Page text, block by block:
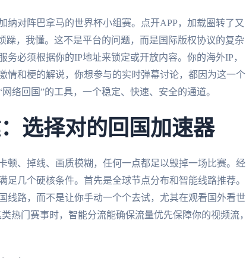
纳对阵巴拿马的世界杯小组赛。点开APP，加载圈转了又
躁，我懂。这不是平台的问题，而是国际版权协议的复杂
必须根据你的IP地址来锁定或开放内容。你的海外IP，
情和梗的解说，你想参与的实时弹幕讨论，都因为这一个
络回国”的工具，一个稳定、快速、安全的通道。
选择对的回国加速器
顿、掉线、画质模糊，任何一点都足以毁掉一场比赛。经
几个硬核条件。首先是全球节点分布和智能线路推荐。
线路，而不是让你手动一个个去试，尤其在观看国外看世
热门赛事时，智能分流能确保流量优先保障你的视频流，